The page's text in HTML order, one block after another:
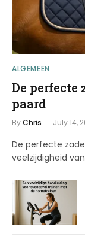
ALGEMEEN
De perfecte
paard
ByChris July 14,
De perfecte
veelzijdigheid